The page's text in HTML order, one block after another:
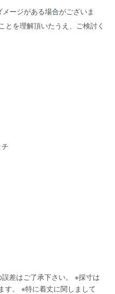
ージがある場合がございま
とを理解頂いたうえ、ご検討く
差はご了承下さい。 ※採寸は
す。 ※特に着丈に関しまして